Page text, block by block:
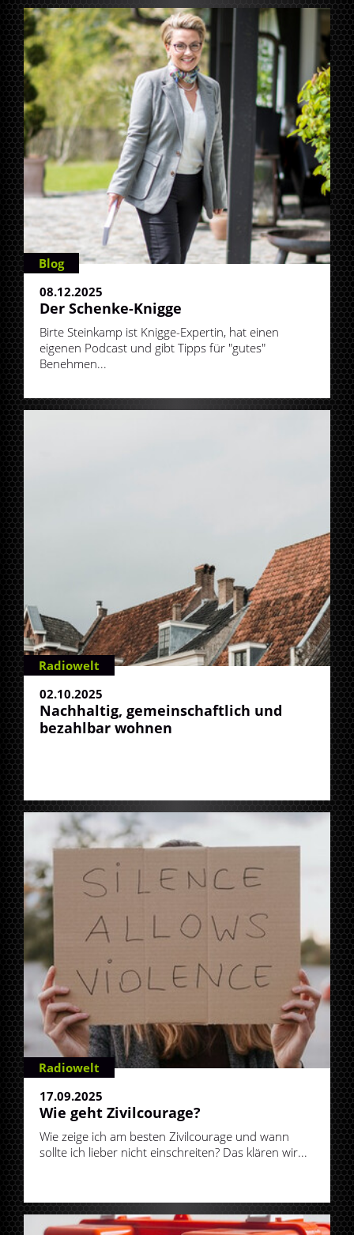
Blog
08.12.2025
Der Schenke-Knigge
Birte Steinkamp ist Knigge-Expertin, hat einen
eigenen Podcast und gibt Tipps für "gutes"
Benehmen...
Radiowelt
02.10.2025
Nachhaltig, gemeinschaftlich und
bezahlbar wohnen
Radiowelt
17.09.2025
Wie geht Zivilcourage?
Wie zeige ich am besten Zivilcourage und wann
sollte ich lieber nicht einschreiten? Das klären wir...